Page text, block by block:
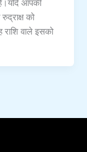
आपकी
को
वाले इसको